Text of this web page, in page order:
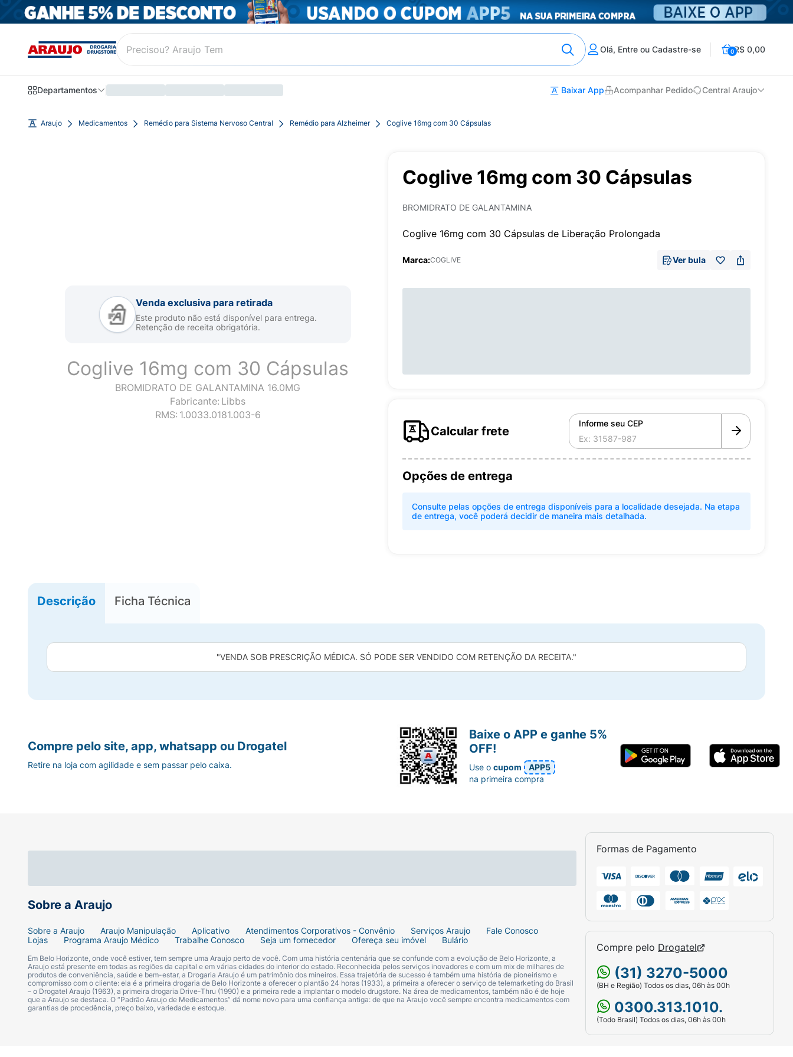
Olá, Entre ou Cadastre-se 0R$ 0,00
Departamentos Baixar App Acompanhar Pedido Central Araujo
Araujo Medicamentos Remédio para Sistema Nervoso Central Remédio para Alzheimer Coglive 16mg com 30 Cápsulas
Venda exclusiva para retirada
Este produto não está disponível para entrega.
Retenção de receita obrigatória.
Coglive 16mg com 30 Cápsulas
BROMIDRATO DE GALANTAMINA 16.0MG
Fabricante: Libbs
RMS: 1.0033.0181.003-6
Coglive 16mg com 30 Cápsulas
BROMIDRATO DE GALANTAMINA
Coglive 16mg com 30 Cápsulas de Liberação Prolongada
Marca:COGLIVE Ver bula
Calcular frete
Informe seu CEP
Opções de entrega
Consulte pelas opções de entrega disponíveis para a localidade desejada. Na etapa
de entrega, você poderá decidir de maneira mais detalhada.
Descrição Ficha Técnica
"VENDA SOB PRESCRIÇÃO MÉDICA. SÓ PODE SER VENDIDO COM RETENÇÃO DA RECEITA."
Sobre a Araujo
Sobre a Araujo Araujo Manipulação Aplicativo Atendimentos Corporativos - Convênio Serviços Araujo
Fale Conosco
Lojas
Programa Araujo Médico Trabalhe Conosco Seja um fornecedor Ofereça seu imóvel Bulário
Em Belo Horizonte, onde você estiver, tem sempre uma Araujo perto de você. Com uma história centenária que se confunde com a evolução de Belo Horizonte, a
Araujo está presente em todas as regiões da capital e em várias cidades do interior do estado. Reconhecida pelos serviços inovadores e com um mix de milhares de
produtos de conveniência, saúde e bem-estar, a Drogaria Araujo é um patrimônio dos mineiros. Essa trajetória de sucesso é também uma história de pioneirismo e
compromisso com o cliente: ela é a primeira drogaria de Belo Horizonte a oferecer o plantão 24 horas (1933), a primeira a oferecer o serviço de telemarketing do Brasil
– o Drogatel Araujo (1963), a primeira drogaria Drive-Thru (1990) e a primeira rede a implantar o modelo drugstore. Na área de medicamentos, também não é de hoje
que a Araujo se destaca. O “Padrão Araujo de Medicamentos” dá nome novo para uma confiança antiga: de que na Araujo você sempre encontra medicamentos com
garantias de procedência, preço baixo, variedade e estoque.
Formas de Pagamento
Compre pelo Drogatel
(31) 3270-5000
(BH e Região) Todos os dias, 06h às 00h
0300.313.1010.
(Todo Brasil) Todos os dias, 06h às 00h
Compre pelo site, app, whatsapp ou Drogatel
Retire na loja com agilidade e sem passar pelo caixa.
Baixe o APP e ganhe 5%
OFF!
Use ocupom
APP5
na primeira compra